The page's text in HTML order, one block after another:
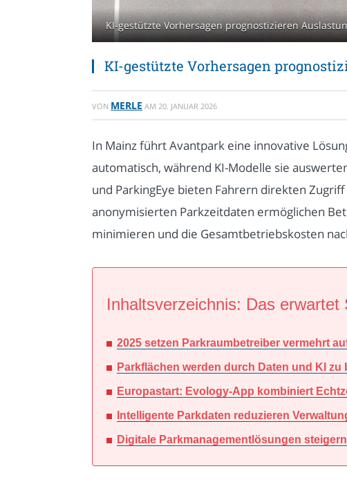
KI-gestützte Vorhersagen prognostizieren
KI-gestützte Vorhersagen
VON MERLE AM 20. JANUAR 2026
In Mainz führt Avantpark eine innovative
automatisch, während KI-Modelle sie
und ParkingEye bieten Fahrern direkten
anonymisierten Parkzeitdaten ermöglichen
minimieren und die Gesamtbetriebskosten
Inhaltsverzeichnis: Das erwartet
2025 setzen Parkraumbetreiber vermehrt
Parkflächen werden durch Daten und KI
Europastart: Evology-App kombiniert
Intelligente Parkdaten reduzieren
Digitale Parkmanagementlösungen